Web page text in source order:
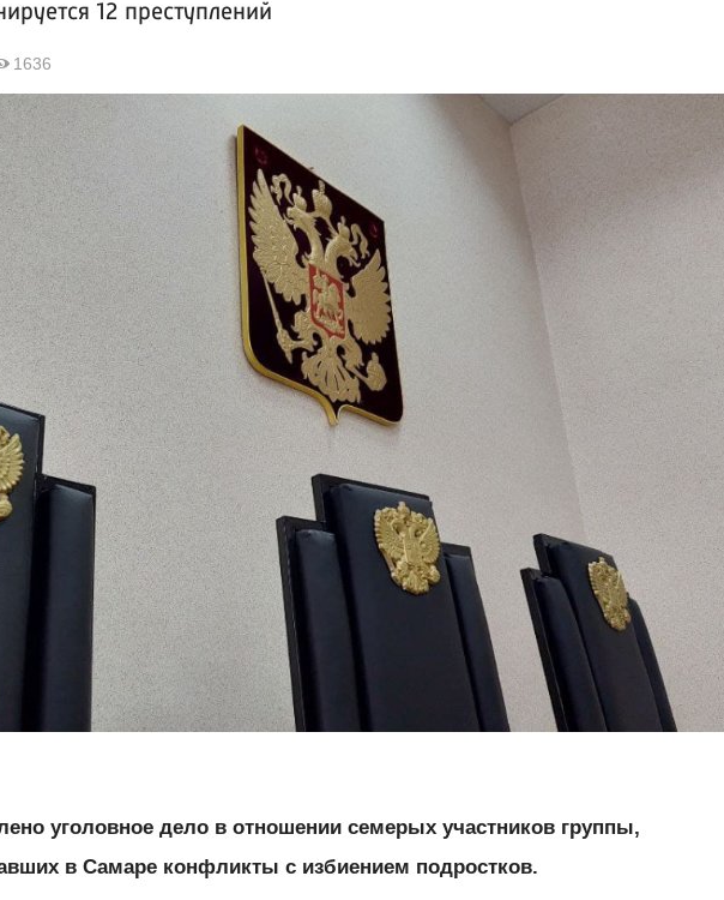
12 преступлений
1636
уголовное дело в отношении семерых участников группы,
в Самаре конфликты с избиением подростков.